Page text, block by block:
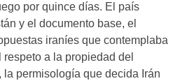
por quince días. El país
y el documento base, el
iraníes que contemplaba
a la propiedad del
la permisología que decida Irán